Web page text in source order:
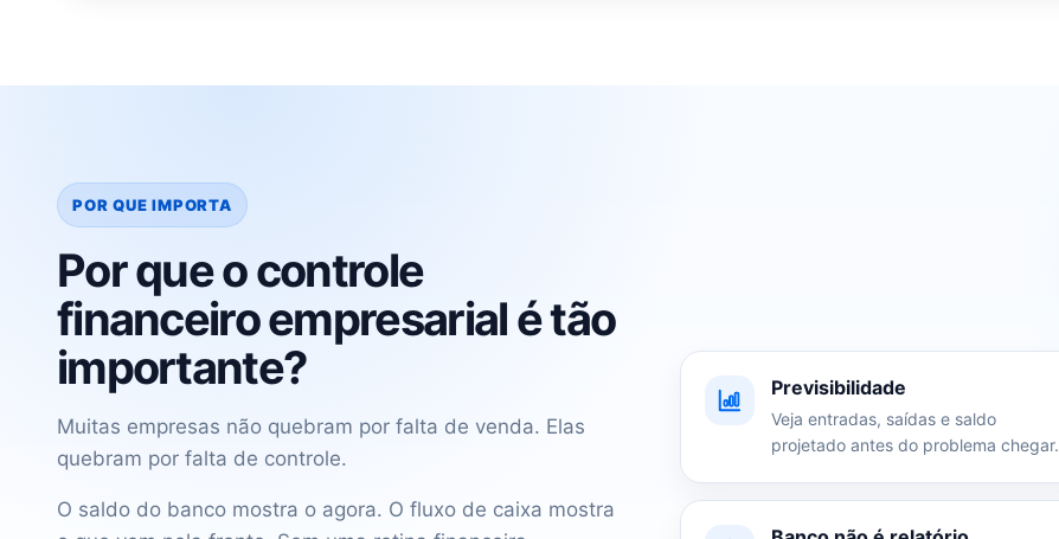
POR QUE IMPORTA
Por que o controle
financeiro empresarial é tão
importante?
Muitas empresas não quebram por falta de venda. Elas
quebram por falta de controle.
O saldo do banco mostra o agora. O fluxo de caixa mostra
Previsibilidade
Veja entradas, saídas e saldo
projetado antes do problema chegar.